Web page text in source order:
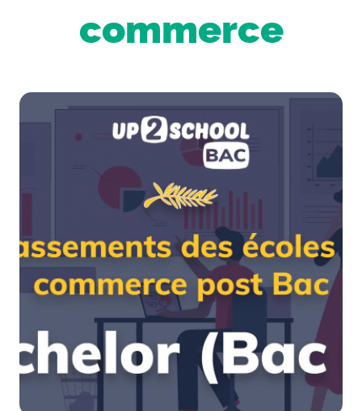
commerce